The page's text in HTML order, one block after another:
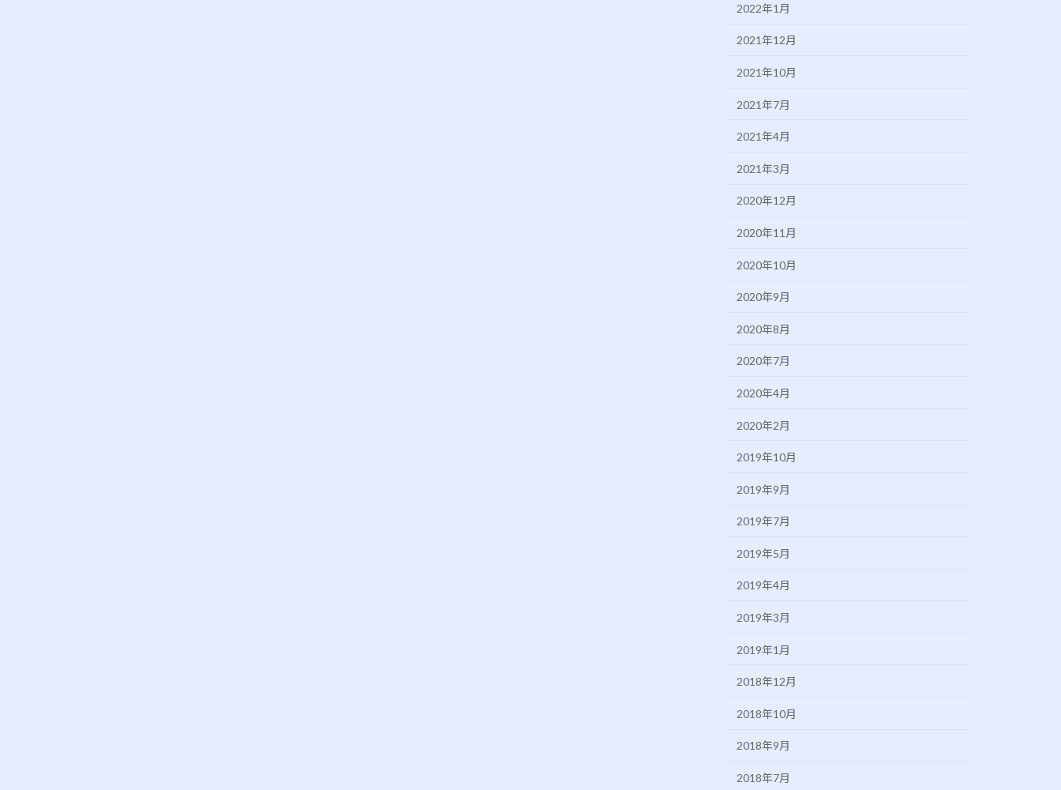
2022年1月
2021年12月
2021年10月
2021年7月
2021年4月
2021年3月
2020年12月
2020年11月
2020年10月
2020年9月
2020年8月
2020年7月
2020年4月
2020年2月
2019年10月
2019年9月
2019年7月
2019年5月
2019年4月
2019年3月
2019年1月
2018年12月
2018年10月
2018年9月
2018年7月